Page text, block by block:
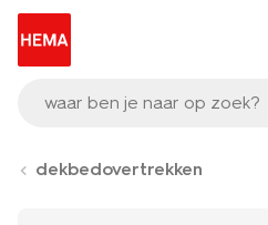
waar ben je naar op zoek?
dekbedovertrekken